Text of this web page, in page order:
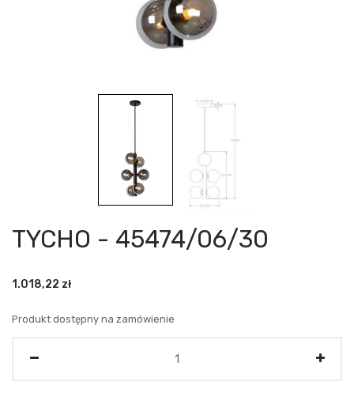
TYCHO - 45474/06/30
1.018,22 zł
Produkt dostępny na zamówienie